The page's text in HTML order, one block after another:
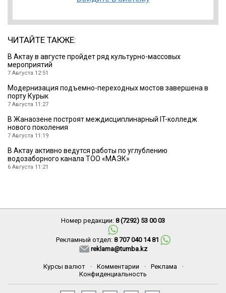
ЧИТАЙТЕ ТАКЖЕ:
В Актау в августе пройдет ряд культурно-массовых
мероприятий
7 Августа 12:51
Модернизация подъемно-переходных мостов завершена в
порту Курык
7 Августа 11:27
В Жанаозене построят междисциплинарный IT-колледж
нового поколения
7 Августа 11:19
В Актау активно ведутся работы по углублению
водозаборного канала ТОО «МАЭК»
6 Августа 11:21
Номер редакции: 8 (7292) 53 00 03
Рекламный отдел: 8 707 040 14 81
reklama@tumba.kz
Курсы валют · Комментарии · Реклама
·
Конфиденциальность